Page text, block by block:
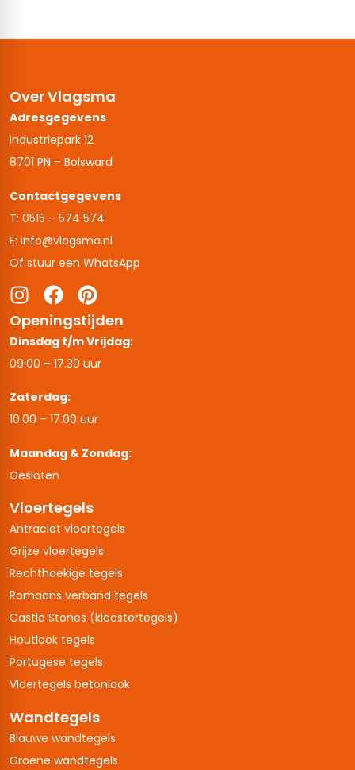
Over Vlagsma
Adresgegevens
Industriepark 12
8701 PN – Bolsward
Contactgegevens
T: 0515 – 574 574
E: info@vlagsma.nl
Of stuur een WhatsApp
Openingstijden
Dinsdag t/m Vrijdag:
09.00 – 17.30 uur
Zaterdag:
10.00 – 17.00 uur
Maandag & Zondag:
Gesloten
Vloertegels
Antraciet vloertegels
Grijze vloertegels
Rechthoekige tegels
Romaans verband tegels
Castle Stones (kloostertegels)
Houtlook tegels
Portugese tegels
Vloertegels betonlook
Wandtegels
Blauwe wandtegels
Groene wandtegels